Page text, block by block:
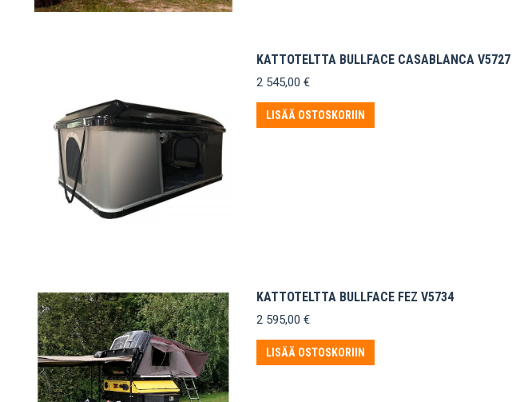
KATTOTELTTA BULLFACE CASABLANCA V5727
2 545,00 €
LISÄÄ OSTOSKORIIN
KATTOTELTTA BULLFACE FEZ V5734
2 595,00 €
LISÄÄ OSTOSKORIIN